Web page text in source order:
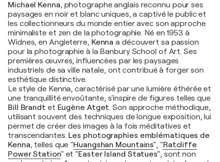
Michael Kenna, photographe anglais reconnu pour ses
paysages en noir et blanc uniques, a captivé le public et
les collectionneurs du monde entier avec son approche
minimaliste et zen de la photographie. Né en 1953 à
Widnes, en Angleterre, Kenna a découvert sa passion
pour la photographie à la Banbury School of Art. Ses
premières œuvres, influencées par les paysages
industriels de sa ville natale, ont contribué à forger son
esthétique distinctive.
Le style de Kenna, caractérisé par une lumière éthérée et
une tranquillité envoûtante, s'inspire de figures telles que
Bill Brandt et Eugène Atget. Son approche méthodique,
utilisant souvent des techniques de longue exposition, lui
permet de créer des images à la fois méditatives et
transcendantes. Les photographies emblématiques de
Kenna, telles que"Huangshan Mountains", "Ratcliffe
Power Station"et"Easter Island Statues", sont non